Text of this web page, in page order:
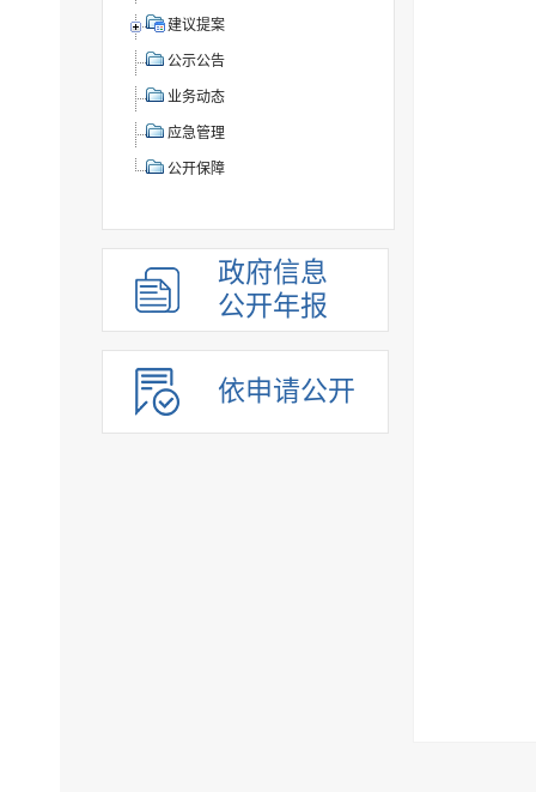
建议提案
公示公告
业务动态
应急管理
公开保障
政府信息
公开年报
依申请公开